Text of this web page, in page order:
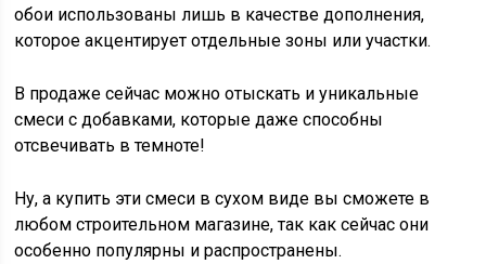
обои использованы лишь в качестве дополнения,
которое акцентирует отдельные зоны или участки.
В продаже сейчас можно отыскать и уникальные
смеси с добавками, которые даже способны
отсвечивать в темноте!
Ну, а купить эти смеси в сухом виде вы сможете в
любом строительном магазине, так как сейчас они
особенно популярны и распространены.